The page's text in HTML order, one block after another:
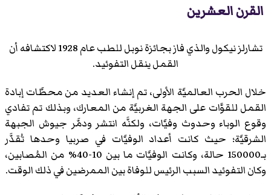
القرن العشرين
تشارلز نيكول والذي فاز بجائزة نوبل للطب عام 1928 لاكتشافه أن
القمل ينقل التفوئيد.
خلال الحرب العالميَّة الأولى، تم إنشاء العديد من محطَّات إبادة
القمل للقوَّات على الجهة الغربيَّة من المعارك، وبذلك تم تفادي
وقوع الوباء وحدوث وفيَّات، ولكنَّه انتشر ودمَّر جيوش الجبهة
الشرقيَّة؛ حيث كانت أعداد الوفيَّات في صربيا وحدها تُقدَّر
بـ150000 حالة، وكانت الوفيَّات ما بين 10-40% من المُصابين،
وكان التفوئيد السبب الرئيس للوفاة بين الممرضين في ذلك الوقت.